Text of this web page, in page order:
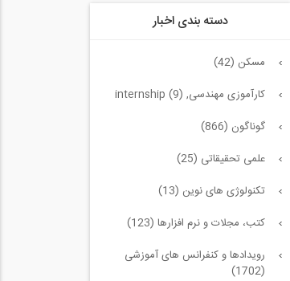
دسته بندی اخبار
مسکن (42)
کارآموزی مهندسی, internship (9)
گوناگون (866)
علمی تحقیقاتی (25)
تکنولوژی های نوین (13)
کتب، مجلات و نرم افزارها (123)
رویدادها و کنفرانس های آموزشی
(1702)